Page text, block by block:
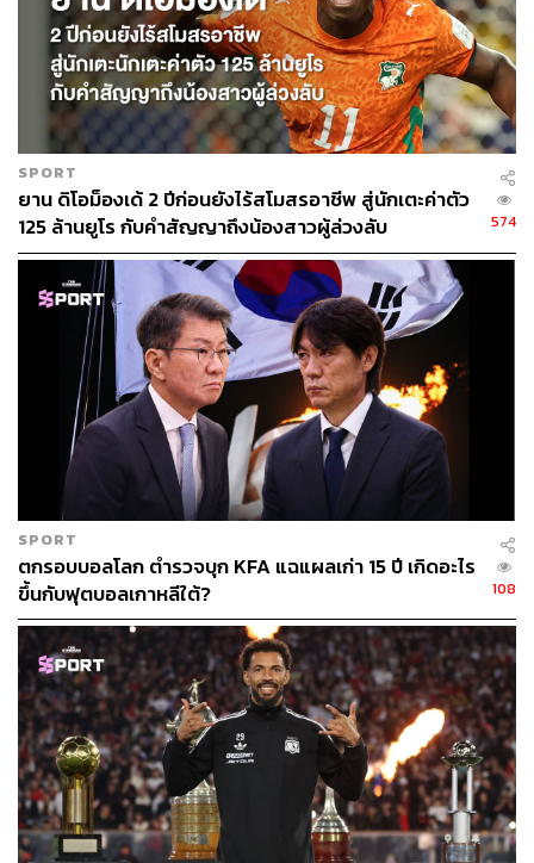
8 พฤษภาคม 2563 สมาคมฯ มีหนังสือที่ ฟ. 086/2563
ส่งปฏิทินการแข่งขันใหม่สำหรับการแข่งขันฟุตบอลลีก
อาชีพ ฤดูกาล 2563 ให้กับทรูวิชั่นส์ ระบุว่า หากทรู
ยินยอมหรือคิดเห็นประการใด ให้ตอบกลับภายใน 15
วันนับแต่ได้รับหนังสือ (แต่ทรูวิชั่นส์ไม่มีการตอบกลับ
มาตามกำหนด 15 วัน)
19 มิถุนายน 2563 สมาคมฯ มีหนังสือที่ ฟ. 131/2563
ถึงทรูวิชั่นส์ เรื่องเกี่ยวกับการรับสัญญาณการถ่ายทอด
สดการแข่งขัน โดยขอให้เตรียมความพร้อมในการรับ
สัญญาณการถ่ายทอดสดการแข่งขันฟุตบอลลีกอาชีพ
ฤดูกาลปี 2563 ตามปฏิทินการแข่งขันใหม่
26 มิถุนายน 2563 ทรูวิชั่นส์ส่งหนังสือที่ TVG2020/10
ถึงสมาคมฯ แจ้งว่าไม่เห็นด้วยกับการแข่งขันตามปฏิทิน
ใหม่ บัดนี้ได้มีการผ่อนปรนให้จัดการแข่งขันได้แล้ว
สมาคมฯ ย่อมสามารถจัดการแข่งขันได้ทันที จึงขอให้
กลับมาจัดการแข่งขัน พร้อมส่งสัญญาณให้ทรูวิชั่นส์
และติดต่อทรูวิชั่นส์เพื่อเจรจากำหนดค่าสิทธิประโยชน์
ใหม่ภายใน 14 วันนับแต่ได้รับหนังสือ
1 กรกฎาคม 2563 สมาคมฯ ส่งหนังสือที่ ฟ.146/2563
ถึงทรูวิชั่นส์ แจ้งว่ายังไม่สามารถจัดการแข่งขันกีฬา
ฟุตบอลฤดูกาล 2563 และส่งสัญญาณให้ทรูวิชั่นส์ได้
ภายใน 14 วันตามที่ร้องขอ เนื่องจากต้องรอคู่มือการ
แข่งขันจากทางราชการก่อน
SPORT
ยาน ดิโอม็องเด้ 2 ปีก่อนยังไร้สโมสรอาชีพ สู่นักเตะค่าตัว
125 ล้านยูโร กับคำสัญญาถึงน้องสาวผู้ล่วงลับ
574
SPORT
ตกรอบบอลโลก ตำรวจบุก KFA แฉแผลเก่า 15 ปี เกิดอะไร
ขึ้นกับฟุตบอลเกาหลีใต้?
108